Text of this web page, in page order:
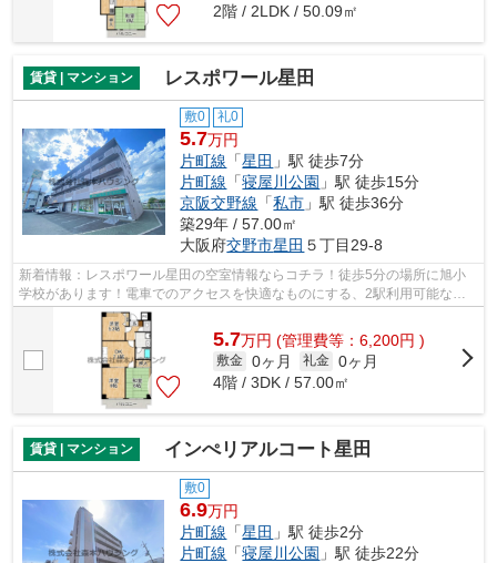
2階 / 2LDK / 50.09㎡
賃貸 | マンション レスポワール星田
敷0 礼0
5.7万円
片町線 「星田 」駅 徒歩7分
片町線 「寝屋川公園 」駅 徒歩15分
京阪交野線 「私市 」駅 徒歩36分
築29年 / 57.00㎡
大阪府交野市星田 ５丁目29-8
新着情報：レスポワール星田の空室情報ならコチラ！徒歩5分の場所に旭小
学校があります！電車でのアクセスを快適なものにする、2駅利用可能な物
件です！敷地内には使いやすいごみ置き...
5.7万円 (管理費等：6,200円 )
敷金 0ヶ月 礼金 0ヶ月
4階 / 3DK / 57.00㎡
賃貸 | マンション インぺリアルコート星田
敷0
6.9万円
片町線 「星田 」駅 徒歩2分
片町線 「寝屋川公園 」駅 徒歩22分